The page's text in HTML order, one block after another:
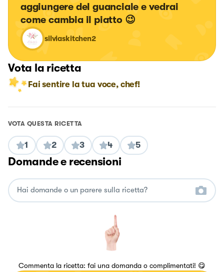
aggiungere del guanciale e vedrai
come cambia il piatto 😉
silviaskitchen2
Vota la ricetta
Fai sentire la tua voce, chef!
VOTA QUESTA RICETTA
1 2 3 4 5
Domande e recensioni
Commenta la ricetta: fai una domanda o complimentati! 😋